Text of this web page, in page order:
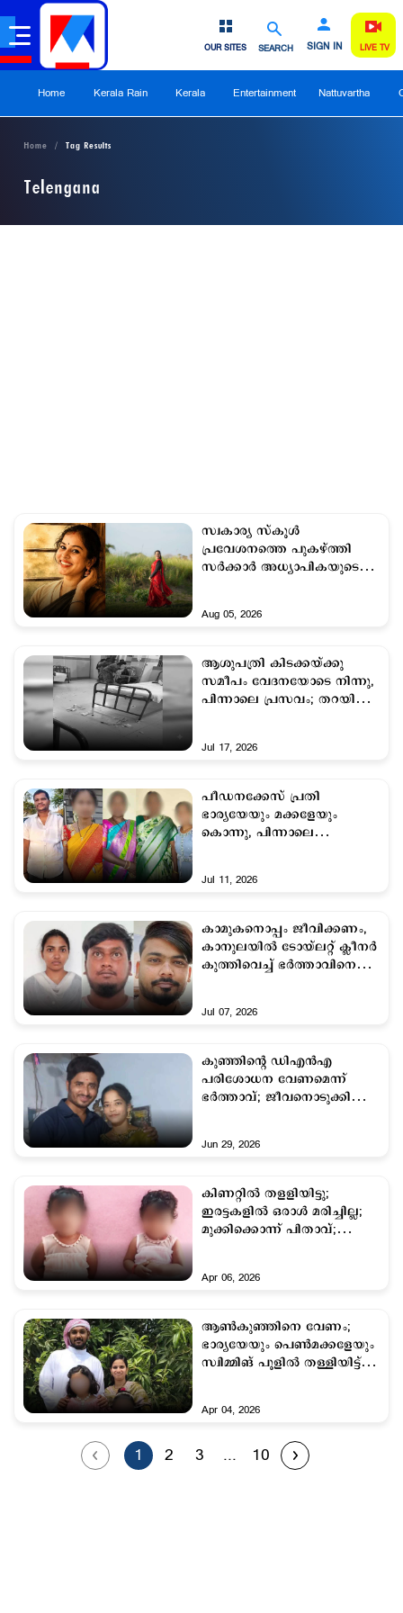
SEARCH SIGN IN
OUR SITES LIVE TV
Home Kerala Rain Kerala Entertainment Nattuvartha
Home Tag Results
Telengana
സ്വകാര്യ സ്കൂള്‍
പ്രവേശനത്തെ പുകഴ്ത്തി
സര്‍ക്കാര്‍ അധ്യാപികയുടെ
Aug 05, 2026
ആശുപത്രി കിടക്കയ്ക്കു
സമീപം വേദനയോടെ നിന്നു,
പിന്നാലെ പ്രസവം; തറയില്‍
Jul 17, 2026
പീഡനക്കേസ് പ്രതി
ഭാര്യയേയും മക്കളേയും
കൊന്നു, പിന്നാലെ
Jul 11, 2026
കാമുകനൊപ്പം ജീവിക്കണം,
കാനുലയില്‍ ടോയ്‌ലറ്റ് ക്ലീനര്‍
കുത്തിവെച്ച് ഭര്‍ത്താവിനെ
Jul 07, 2026
കുഞ്ഞിന്റെ ഡിഎന്‍എ
പരിശോധന വേണമെന്ന്
ഭര്‍ത്താവ്; ജീവനൊടുക്കി
Jun 29, 2026
കിണറ്റില്‍ തളളിയിട്ടു;
ഇരട്ടകളില്‍ ഒരാള്‍ മരിച്ചില്ല;
മുക്കിക്കൊന്ന് പിതാവ്;
Apr 06, 2026
ആണ്‍കുഞ്ഞിനെ വേണം;
ഭാര്യയേയും പെണ്‍മക്കളേയും
സ്വിമ്മിങ് പൂളില്‍ തള്ളിയിട്ട്
Apr 04, 2026
1 2 3 ... 10